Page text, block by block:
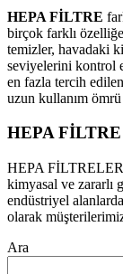
HEPA FİLTRE
birçok farklı
temizler, havadaki
seviyelerini kontrol
en fazla tercih
uzun kullanım ömrü
HEPA
HEPA FİLTRELER
kimyasal ve zararlı
endüstriyel
olarak
Ara